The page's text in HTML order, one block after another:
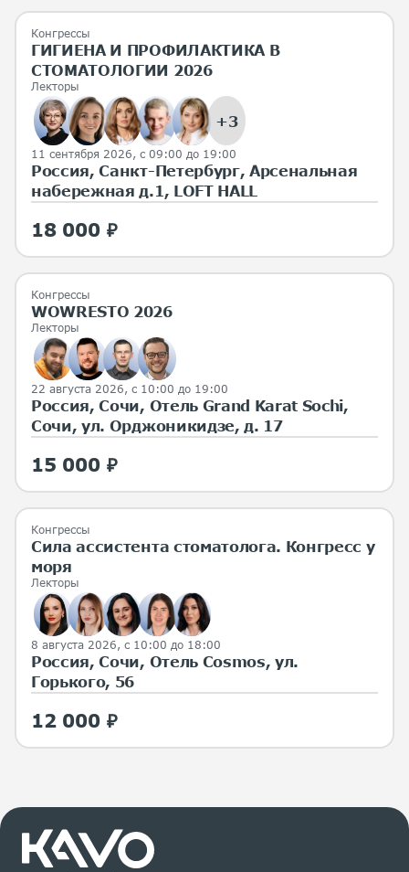
Конгрессы
ГИГИЕНА И ПРОФИЛАКТИКА В
СТОМАТОЛОГИИ 2026
Лекторы
+3
11 сентября 2026, с 09:00 до 19:00
Россия, Санкт-Петербург, Арсенальная
набережная д.1, LOFT HALL
18 000 ₽
Конгрессы
WOWRESTO 2026
Лекторы
22 августа 2026, с 10:00 до 19:00
Россия, Сочи, Отель Grand Karat Sochi,
Сочи, ул. Орджоникидзе, д. 17
15 000 ₽
Конгрессы
Сила ассистента стоматолога. Конгресс у
моря
Лекторы
8 августа 2026, с 10:00 до 18:00
Россия, Сочи, Отель Cosmos, ул.
Горького, 56
12 000 ₽